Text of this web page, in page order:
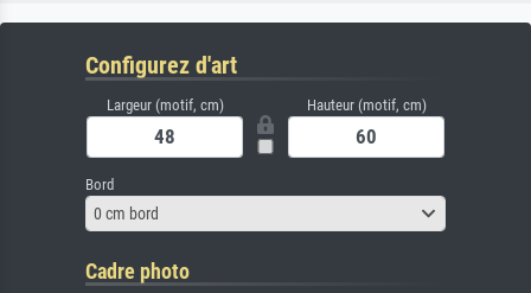
Configurez d'art
Largeur (motif, cm) Hauteur (motif, cm)
Bord
0 cm bord
Cadre photo